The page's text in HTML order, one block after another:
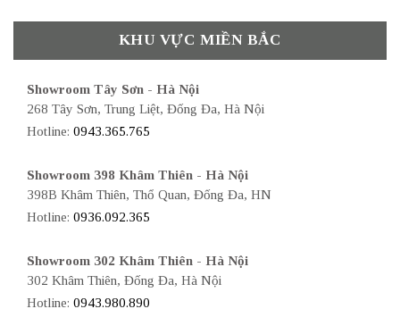
KHU VỰC MIỀN BẮC
Showroom Tây Sơn - Hà Nội
268 Tây Sơn, Trung Liệt, Đống Đa, Hà Nội
Hotline: 0943.365.765
Showroom 398 Khâm Thiên - Hà Nội
398B Khâm Thiên, Thổ Quan, Đống Đa, HN
Hotline: 0936.092.365
Showroom 302 Khâm Thiên - Hà Nội
302 Khâm Thiên, Đống Đa, Hà Nội
Hotline: 0943.980.890